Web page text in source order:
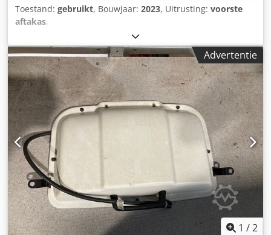
Toestand: gebruikt, Bouwjaar: 2023, Uitrusting: voorste
aftakas,
Advertentie
1 /2